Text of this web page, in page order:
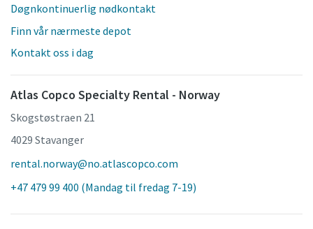
Døgnkontinuerlig nødkontakt
Finn vår nærmeste depot
Kontakt oss i dag
Atlas Copco Specialty Rental - Norway
Skogstøstraen 21
4029 Stavanger
rental.norway@no.atlascopco.com
+47 479 99 400 (Mandag til fredag 7-19)